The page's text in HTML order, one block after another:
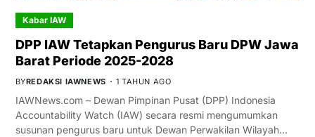
Kabar IAW
DPP IAW Tetapkan Pengurus Baru DPW Jawa
Barat Periode 2025-2028
BYREDAKSI IAWNEWS 1 TAHUN AGO
IAWNews.com – Dewan Pimpinan Pusat (DPP) Indonesia
Accountability Watch (IAW) secara resmi mengumumkan
susunan pengurus baru untuk Dewan Perwakilan Wilayah…